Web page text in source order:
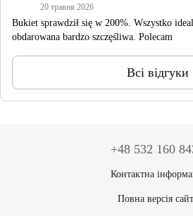
20 травня 2026
Bukiet sprawdził się w 200%. Wszystko
obdarowana bardzo szczęśliwa. Polecam
Всі відгуки
+48 532 160
Контактна
Повна версія